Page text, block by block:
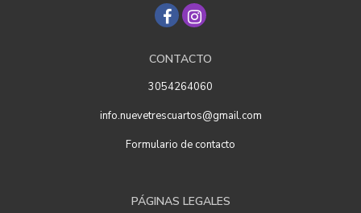
CONTACTO
3054264060
info.nuevetrescuartos@gmail.com
Formulario de contacto
PÁGINAS LEGALES